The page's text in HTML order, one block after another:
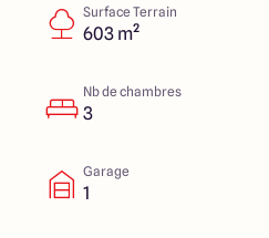
4.8
Surface Terrain
603 m²
Nb de chambres
3
Garage
1